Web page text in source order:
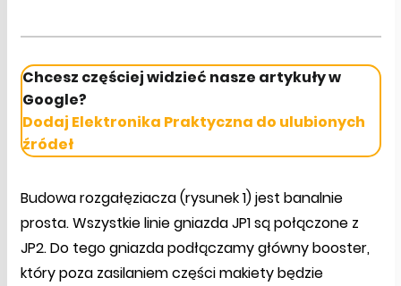
Chcesz częściej widzieć nasze artykuły w
Google?
Dodaj Elektronika Praktyczna do ulubionych
źródeł
Budowa rozgałęziacza (rysunek 1) jest banalnie
prosta. Wszystkie linie gniazda JP1 są połączone z
JP2. Do tego gniazda podłączamy główny booster,
który poza zasilaniem części makiety będzie